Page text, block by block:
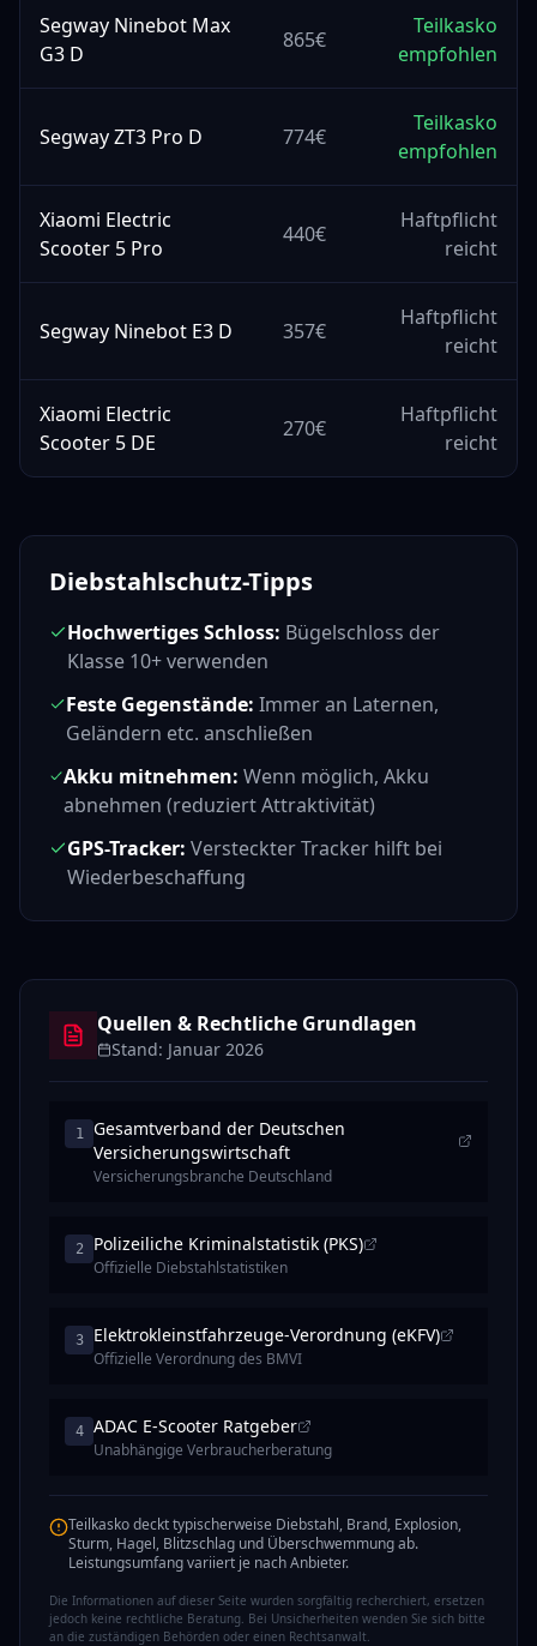
Segway Ninebot Max
G3 D
865€
Teilkasko
empfohlen
Segway ZT3 Pro D 774€
Teilkasko
empfohlen
Xiaomi Electric
Scooter 5 Pro
440€
Haftpflicht
reicht
Segway Ninebot E3 D 357€
Haftpflicht
reicht
Xiaomi Electric
Scooter 5 DE
270€
Haftpflicht
reicht
Diebstahlschutz-Tipps
Hochwertiges Schloss: Bügelschloss der
Klasse 10+ verwenden
Feste Gegenstände: Immer an Laternen,
Geländern etc. anschließen
Akku mitnehmen: Wenn möglich, Akku
abnehmen (reduziert Attraktivität)
GPS-Tracker: Versteckter Tracker hilft bei
Wiederbeschaffung
Quellen & Rechtliche Grundlagen
Stand: Januar 2026
1
Gesamtverband der Deutschen
Versicherungswirtschaft
Versicherungsbranche Deutschland
2 Polizeiliche Kriminalstatistik (PKS)
Offizielle Diebstahlstatistiken
3 Elektrokleinstfahrzeuge-Verordnung (eKFV)
Offizielle Verordnung des BMVI
4 ADAC E-Scooter Ratgeber
Unabhängige Verbraucherberatung
Teilkasko deckt typischerweise Diebstahl, Brand, Explosion,
Sturm, Hagel, Blitzschlag und Überschwemmung ab.
Leistungsumfang variiert je nach Anbieter.
Die Informationen auf dieser Seite wurden sorgfältig recherchiert, ersetzen
jedoch keine rechtliche Beratung. Bei Unsicherheiten wenden Sie sich bitte
an die zuständigen Behörden oder einen Rechtsanwalt.